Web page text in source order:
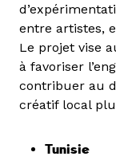
entre artistes,
Le projet vise
à favoriser
contribuer au
créatif local
Tunisie